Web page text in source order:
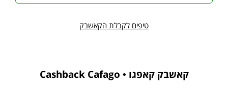
טיפים לקבלת הקאשבק
קאשבק קאפגו • Cashback Cafago